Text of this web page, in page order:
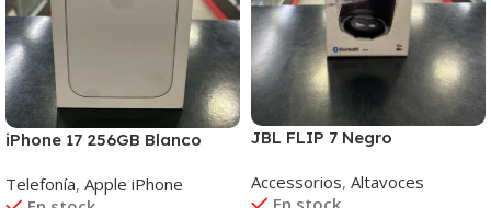
iPhone 17 256GB Blanco
Telefonía, Apple iPhone
JBL FLIP 7 Negro
Accessorios, Altavoces
En stock